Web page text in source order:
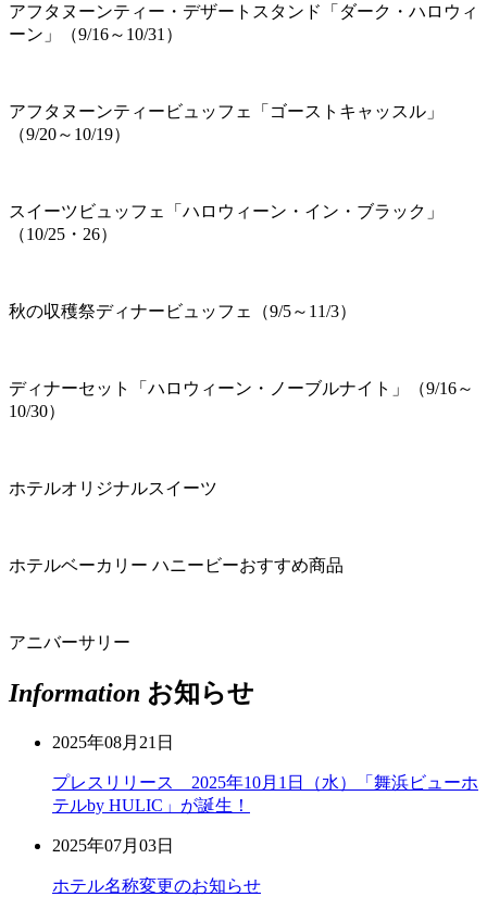
アフタヌーンティー・デザートスタンド「ダーク・ハロウィ
ーン」（9/16～10/31）
アフタヌーンティービュッフェ「ゴーストキャッスル」
（9/20～10/19）
スイーツビュッフェ「ハロウィーン・イン・ブラック」
（10/25・26）
秋の収穫祭ディナービュッフェ（9/5～11/3）
ディナーセット「ハロウィーン・ノーブルナイト」（9/16～
10/30）
ホテルオリジナルスイーツ
ホテルベーカリー ハニービーおすすめ商品
アニバーサリー
Information お知らせ
2025年08月21日
プレスリリース 2025年10月1日（水）「舞浜ビューホ
テルby HULIC」が誕生！
2025年07月03日
ホテル名称変更のお知らせ